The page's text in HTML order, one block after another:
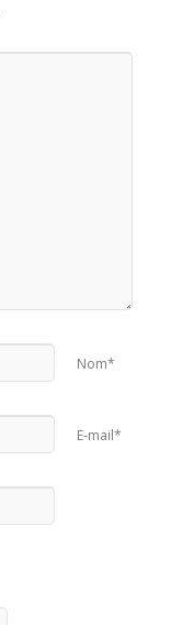
Nom*
E-mail*